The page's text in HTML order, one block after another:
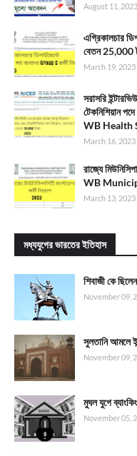
August 11, 2023
এগ্রিকালচার
বেতন 25,000
March 19, 2023
সরাসরি
টেকনিশিয়ান
WB Health
March 16, 2023
রাজ্যে
WB
March 13, 2023
মধ্যযুগের ভারতের ইতিহাস
শিবাজী কে ছিলেন
November 09,
সুলতানি আমলে
November 09,
মুঘল যুগে
November 05,